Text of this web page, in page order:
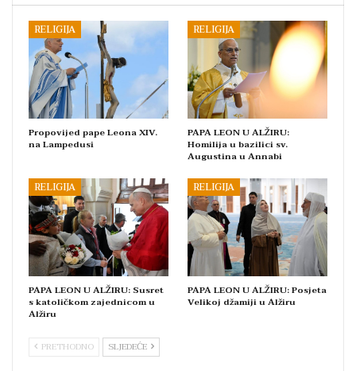
RELIGIJA
Propovijed pape Leona XIV.
na Lampedusi
RELIGIJA
PAPA LEON U ALŽIRU:
Homilija u bazilici sv.
Augustina u Annabi
RELIGIJA
PAPA LEON U ALŽIRU: Susret
s katoličkom zajednicom u
Alžiru
RELIGIJA
PAPA LEON U ALŽIRU: Posjeta
Velikoj džamiji u Alžiru
PRETHODNO SLJEDEĆE